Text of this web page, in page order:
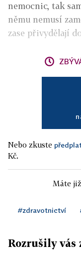
nemocnic, tak
němu nemusí
zase přivydělají
Nebo zkuste
Kč.
Máte
#zdravotnictví
Rozrušily vás